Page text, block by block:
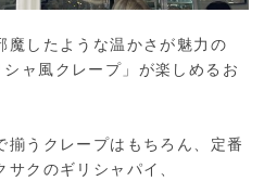
魔したような温かさが魅力の
ャ風クレープ」が楽しめるお
揃うクレープはもちろん、定番
クのギリシャパイ、